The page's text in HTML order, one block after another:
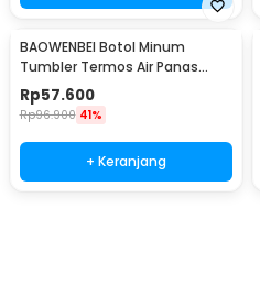
BAOWENBEI Botol Minum
Tumbler Termos Air Panas
Dingin Stainless 500ml - A1A0
Rp57.600
Rp96.900 41%
+ Keranjang